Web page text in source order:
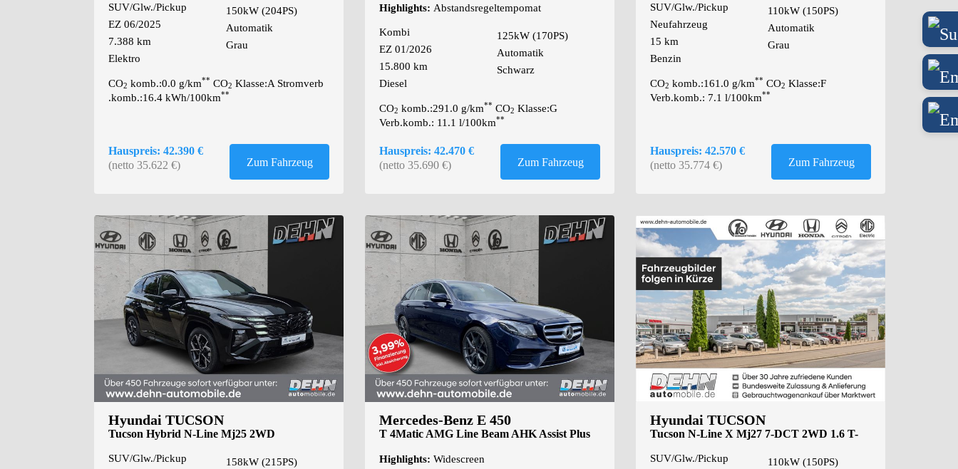
SUV/Glw./Pickup
EZ 06/2025
7.388 km
Elektro
150kW (204PS)
Automatik
Grau
CO2 komb.:0.0 g/km** CO2 Klasse:A Stromverb
.komb.:16.4 kWh/100km**
Hauspreis: 42.390 €
(netto 35.622 €)
Zum Fahrzeug
Highlights: Abstandsregeltempomat
Kombi
EZ 01/2026
15.800 km
Diesel
125kW (170PS)
Automatik
Schwarz
CO2 komb.:291.0 g/km** CO2 Klasse:G
Verb.komb.: 11.1 l/100km**
Hauspreis: 42.470 €
(netto 35.690 €)
Zum Fahrzeug
SUV/Glw./Pickup
Neufahrzeug
15 km
Benzin
110kW (150PS)
Automatik
Grau
CO2 komb.:161.0 g/km** CO2 Klasse:F
Verb.komb.: 7.1 l/100km**
Hauspreis: 42.570 €
(netto 35.774 €)
Zum Fahrzeug
Hyundai TUCSON
Tucson Hybrid N-Line Mj25 2WD
SUV/Glw./Pickup
158kW (215PS)
Mercedes-Benz E 450
T 4Matic AMG Line Beam AHK Assist Plus
Highlights: Widescreen
Hyundai TUCSON
Tucson N-Line X Mj27 7-DCT 2WD 1.6 T-
SUV/Glw./Pickup
110kW (150PS)